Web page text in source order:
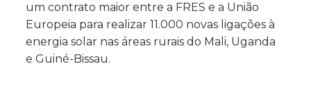
um contrato maior entre a FRES e a União
Europeia para realizar 11.000 novas ligações à
energia solar nas áreas rurais do Mali, Uganda
e Guiné-Bissau.